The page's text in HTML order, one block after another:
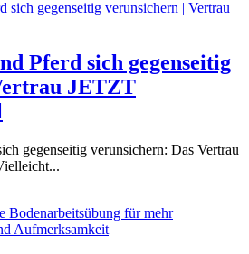
Pferd sich gegenseitig
JETZT
gegenseitig verunsichern: Das Vertrau